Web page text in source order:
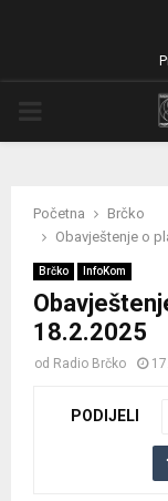
Početna
Brčko
Obavještenje o
Brčko InfoKom
18.2.2025
od Radio Brčko
PODIJELI